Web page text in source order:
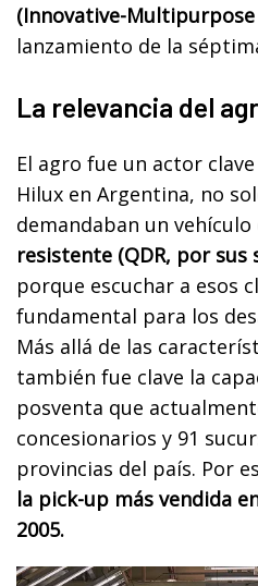
(Innovative-Multipurpose
lanzamiento de la
La relevancia del
El agro fue un actor
Hilux en Argentina, no
demandaban un vehículo
resistente (QDR, por sus
porque escuchar a esos
fundamental para los
Más allá de las
también fue clave la
posventa que
concesionarios y 91
provincias del país. Por
la pick-up más vendida
2005.